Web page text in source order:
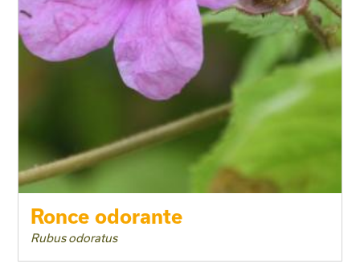
Ronce odorante
Rubus odoratus